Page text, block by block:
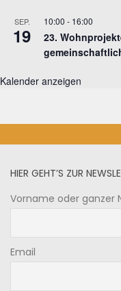
SEP.
19
10:00 - 16:00
23.
Kalender anzeigen
HIER GEHT’S ZUR
Vorname oder ganzer
Email